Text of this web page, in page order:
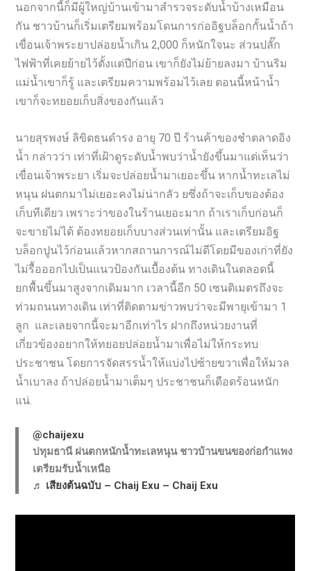
นอกจากนี้ก็มีผู้ใหญ่บ้านเข้ามาสำรวจระดับน้ำบ้างเหมือน
กัน ชาวบ้านก็เริ่มเตรียมพร้อมโดนการก่ออิฐบล็อกกั้นน้ำถ้า
เขื่อนเจ้าพระยาปล่อยน้ำเกิน 2,000 ก็หนักใจนะ ส่วนปลั๊ก
ไฟฟ้าที่เคยย้ายไว้ตั้งแต่ปีก่อน เขาก็ยังไม่ย้ายลงมา บ้านริม
แม่น้ำเขาก็รู้ และเตรียมความพร้อมไว้เลย ตอนนี้หน้าน้ำ
เขาก็จะทยอยเก็บสิ่งของกันแล้ว
นายสุรพงษ์ ลิขิตธนดำรง อายุ 70 ปี ร้านค้าของชำตลาดอิง
น้ำ กล่าวว่า เท่าที่เฝ้าดูระดับน้ำพบว่าน้ำยังขึ้นมาแต่เห็นว่า
เขื่อนเจ้าพระยา เริ่มจะปล่อยน้ำมาเยอะขึ้น หากน้ำทะเลไม่
หนุน ฝนตกมาไม่เยอะคงไม่น่ากลัว ยซึ่งถ้าจะเก็บของต้อง
เก็บทีเดียว เพราะว่าของในร้านเยอะมาก ถ้าเราเก็บก่อนก็
จะขายไม่ได้ ต้องทยอยเก็บบางส่วนเท่านั้น และเตรียมอิฐ
บล็อกปูนไว้ก่อนแล้วหากสถานการณ์ไม่ดีโดยมีของเก่าที่ยัง
ไม่รื้อออกไปเป็นแนวป้องกันเบื้องต้น ทางเดินในตลอดนี้
ยกพื้นขึ้นมาสูงจากเดิมมาก เวลานี้อีก 50 เซนติเมตรถึงจะ
ท่วมถนนทางเดิน เท่าที่ติดตามข่าวพบว่าจะมีพายุเข้ามา 1
ลูก และเลยจากนี้จะมาอีกเท่าไร ฝากถึงหน่วยงานที่
เกี่ยวข้องอยากให้ทยอยปล่อยน้ำมาเพื่อไม่ให้กระทบ
ประชาชน โดยการจัดสรรน้ำให้แบ่งไปซ้ายขวาเพื่อให้มวล
น้ำเบาลง ถ้าปล่อยน้ำมาเต็มๆ ประชาชนก็เดือดร้อนหนัก
แน่.
@chaijexu
ปทุมธานี ฝนตกหนักน้ำทะเลหนุน ชาวบ้านขนของก่อกำแพง
เตรียมรับน้ำเหนือ
♬ เสียงต้นฉบับ – Chaij Exu – Chaij Exu